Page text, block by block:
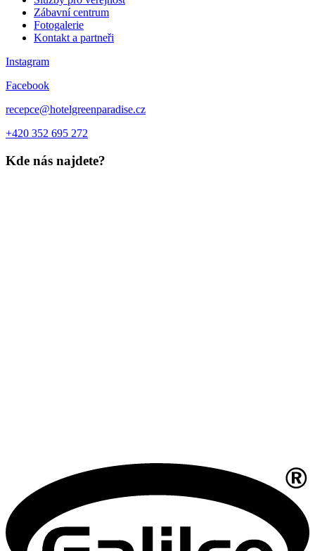
Zábavní centrum
Fotogalerie
Kontakt a partneři
Instagram
Facebook
recepce@hotelgreenparadise.cz
+420 352 695 272
Kde nás najdete?